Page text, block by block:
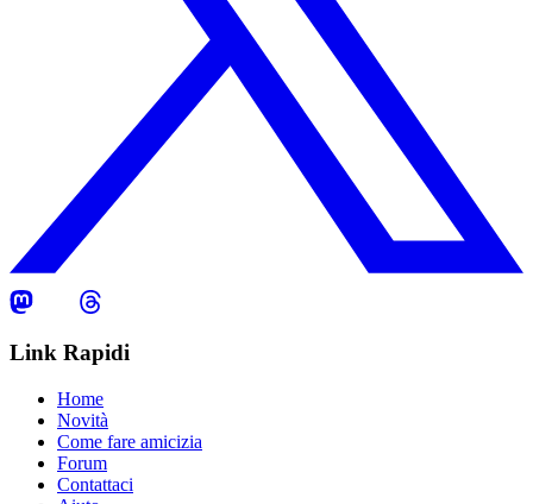
Link Rapidi
Home
Novità
Come fare amicizia
Forum
Contattaci